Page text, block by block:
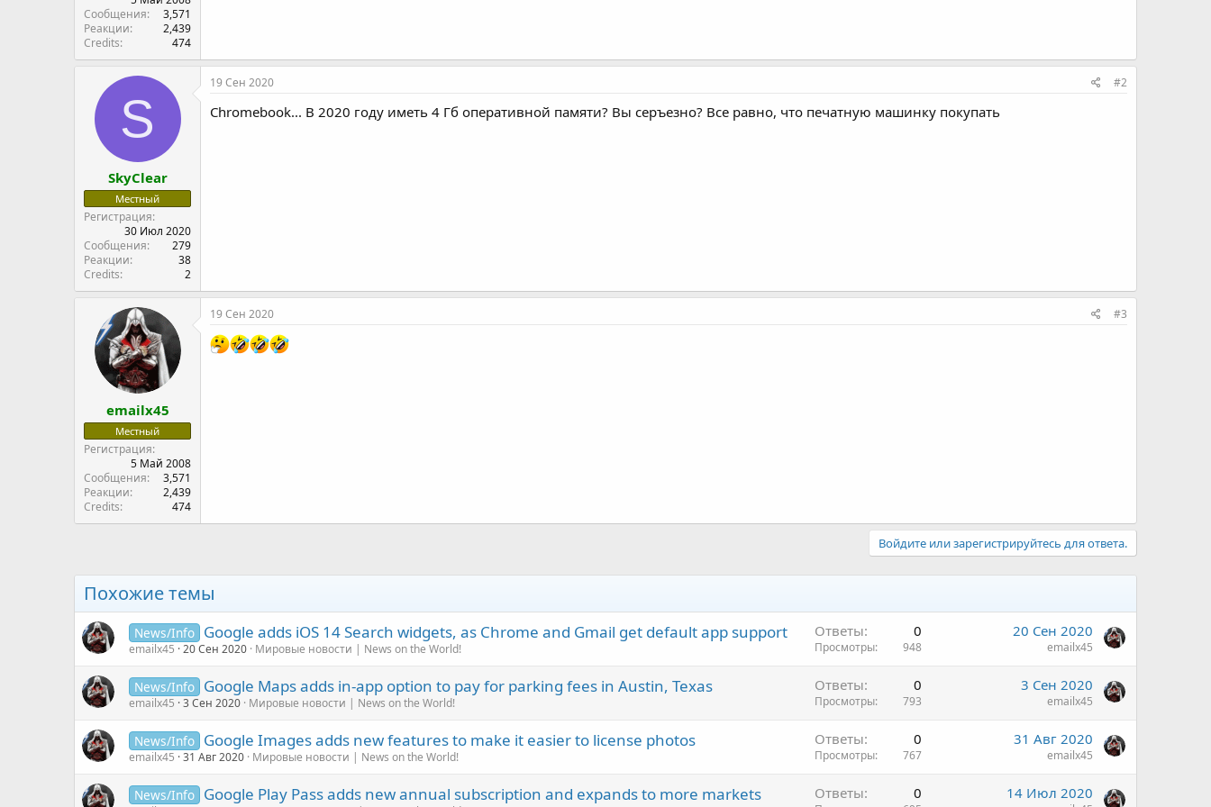
Сообщения
3,571
Реакции
2,439
Credits
474
S
SkyClear
Местный
Регистрация
30 Июл 2020
Сообщения
279
Реакции
38
Credits
2
19 Сен 2020 #2
Chromebook... В 2020 году иметь 4 Гб оперативной памяти? Вы серъезно? Все равно, что печатную машинку покупать
emailx45
Местный
Регистрация
5 Май 2008
Сообщения
3,571
Реакции
2,439
Credits
474
19 Сен 2020 #3
Войдите или зарегистрируйтесь для ответа.
Похожие темы
News/Info Google adds iOS 14 Search widgets, as Chrome and Gmail get default app support
emailx45 20 Сен 2020 Мировые новости | News on the World!
Ответы 0
Просмотры 948
20 Сен 2020
emailx45
News/Info Google Maps adds in-app option to pay for parking fees in Austin, Texas
emailx45 3 Сен 2020 Мировые новости | News on the World!
Ответы 0
Просмотры 793
3 Сен 2020
emailx45
News/Info Google Images adds new features to make it easier to license photos
emailx45 31 Авг 2020 Мировые новости | News on the World!
Ответы 0
Просмотры 767
31 Авг 2020
emailx45
News/Info Google Play Pass adds new annual subscription and expands to more markets Ответы 0 14 Июл 2020